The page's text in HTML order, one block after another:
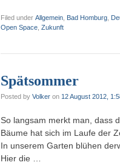
Filed under Allgemein Bad Homburg
Open Space Zukunft
Spätsommer
Posted by Volker on 12 August 2012,
So langsam merkt man, dass
Bäume hat sich im Laufe der
In unserem Garten blühen
Hier die …